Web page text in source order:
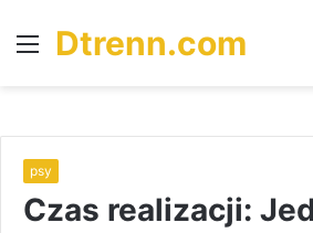
Menu
Dtrenn.com
psy
Czas realizacji: